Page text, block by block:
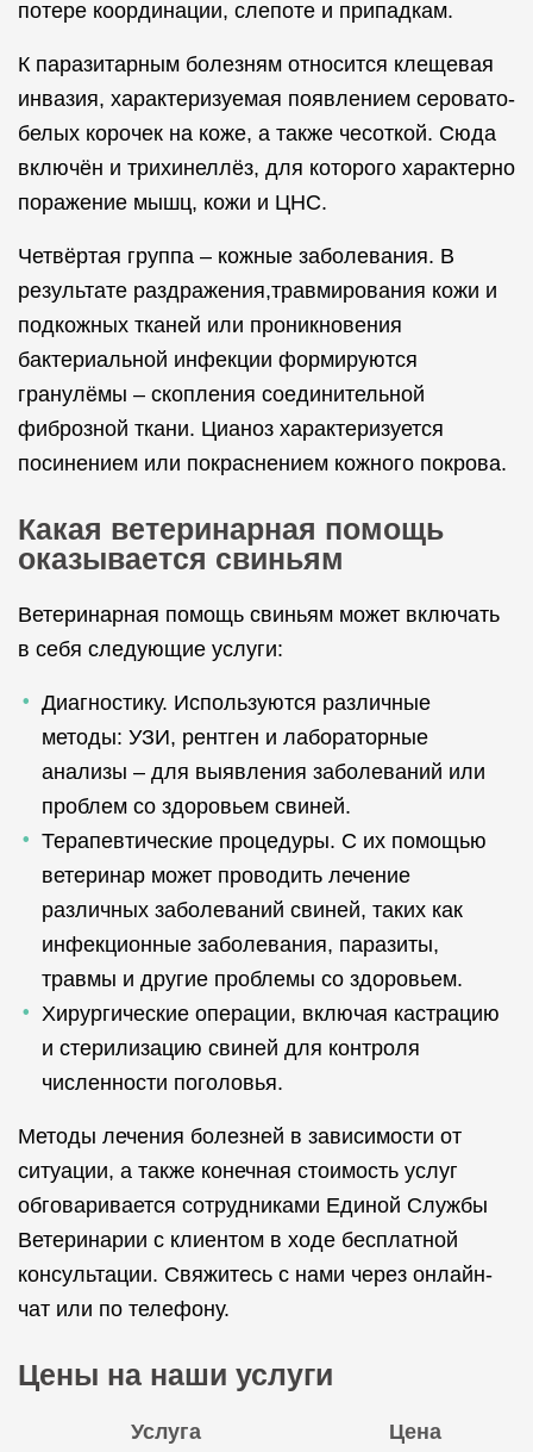
потере координации, слепоте и припадкам.
К паразитарным болезням относится клещевая
инвазия, характеризуемая появлением серовато-
белых корочек на коже, а также чесоткой. Сюда
включён и трихинеллёз, для которого характерно
поражение мышц, кожи и ЦНС.
Четвёртая группа – кожные заболевания. В
результате раздражения,травмирования кожи и
подкожных тканей или проникновения
бактериальной инфекции формируются
гранулёмы – скопления соединительной
фиброзной ткани. Цианоз характеризуется
посинением или покраснением кожного покрова.
Какая ветеринарная помощь
оказывается свиньям
Ветеринарная помощь свиньям может включать
в себя следующие услуги:
Диагностику. Используются различные
методы: УЗИ, рентген и лабораторные
анализы – для выявления заболеваний или
проблем со здоровьем свиней.
Терапевтические процедуры. С их помощью
ветеринар может проводить лечение
различных заболеваний свиней, таких как
инфекционные заболевания, паразиты,
травмы и другие проблемы со здоровьем.
Хирургические операции, включая кастрацию
и стерилизацию свиней для контроля
численности поголовья.
Методы лечения болезней в зависимости от
ситуации, а также конечная стоимость услуг
обговаривается сотрудниками Единой Службы
Ветеринарии с клиентом в ходе бесплатной
консультации. Свяжитесь с нами через онлайн-
чат или по телефону.
Цены на наши услуги
Услуга
Цена